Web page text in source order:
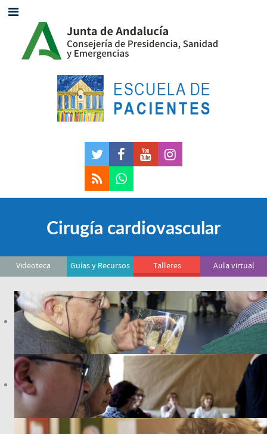
Cirugía cardiovascular
Videoteca Guías y Recursos Talleres Aula virtual